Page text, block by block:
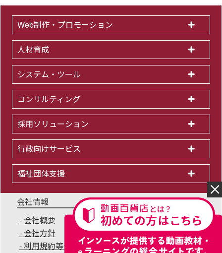
Web制作・プロモーション
人材育成
システム・ツール
コンサルティング
採用ソリューション
行政向けサービス
福祉団体支援
会社情報
会社概要
IR情報
採用情報
会社方針
個人情報保護方針
利用規約等一覧
商標について
サイトマップ